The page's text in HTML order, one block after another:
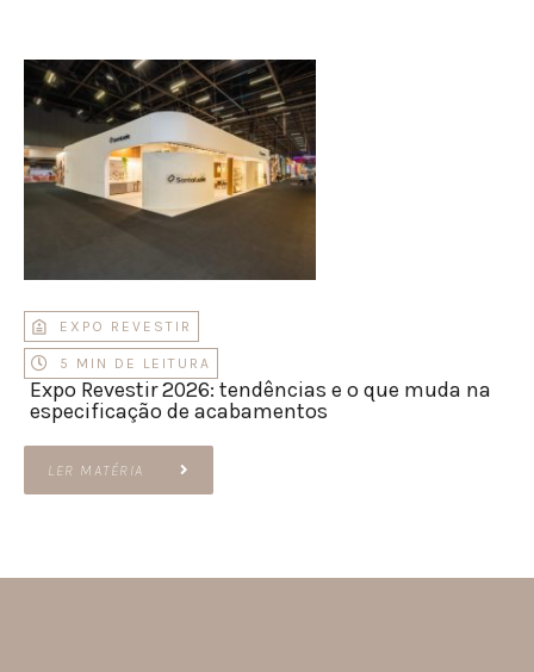
EXPO REVESTIR
5 MIN DE LEITURA
Expo Revestir 2026: tendências e o que muda na
especificação de acabamentos
LER MATÉRIA